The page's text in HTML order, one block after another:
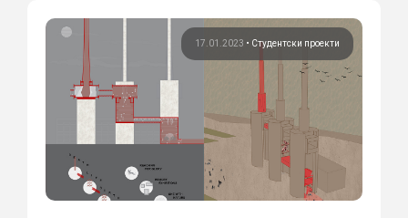
17.01.2023 • Студентски проекти